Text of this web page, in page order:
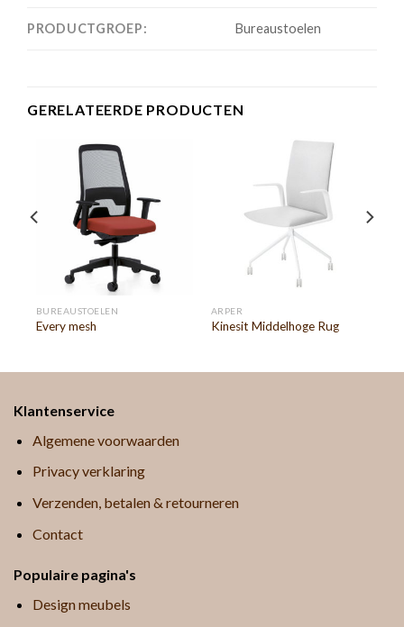
PRODUCTGROEP: Bureaustoelen
GERELATEERDE PRODUCTEN
BUREAUSTOELEN
Every mesh
ARPER
Kinesit Middelhoge Rug
Klantenservice
Algemene voorwaarden
Privacy verklaring
Verzenden, betalen & retourneren
Contact
Populaire pagina's
Design meubels